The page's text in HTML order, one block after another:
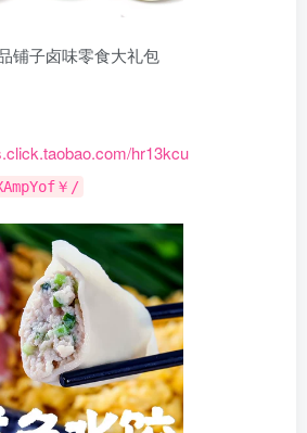
铺子卤味零食大礼包
hr13kcu
￥/